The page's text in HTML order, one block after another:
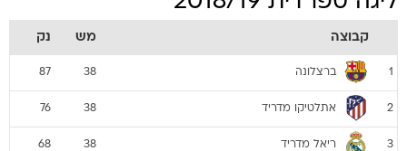
קבוצה מש נק
1 ברצלונה 38
87
2 אתלטיקו מדריד 38
76
3 ריאל מדריד 38
68